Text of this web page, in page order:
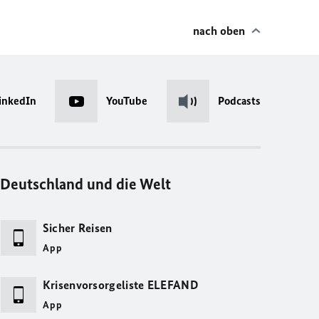
nach oben
YouTube Podcasts
Deutschland und die Welt
Sicher Reisen
App
Krisenvorsorgeliste ELEFAND
App